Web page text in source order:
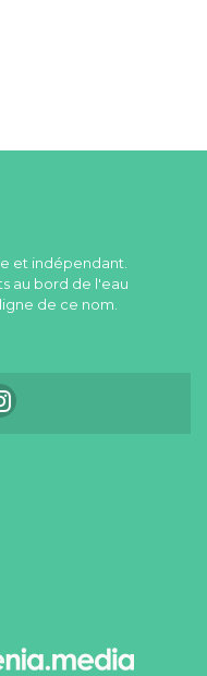
et indépendant.
au bord de l'eau
de ce nom.